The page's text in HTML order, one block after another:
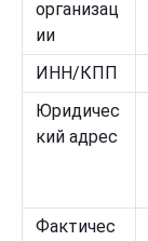
организац
ии
ИНН/КПП
Юридичес
кий адрес
Фактичес